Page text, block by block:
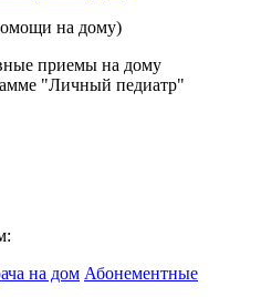
на дому)
приемы на дому
"Личный педиатр"
на дом Абонементные